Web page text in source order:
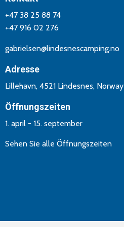
+47 38 25 88 74
+47 916 02 276
gabrielsen@lindesnescamping.no
Adresse
Lillehavn, 4521 Lindesnes, Norway
Öffnungszeiten
1. april - 15. september
Sehen Sie alle Öffnungszeiten